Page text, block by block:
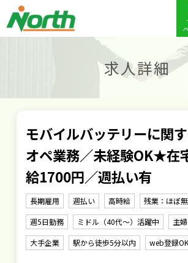
求人詳細
モバイルバッテリーに関
オペ業務／未経験OK★在
給1700円／週払い有
長期雇用 週払い 高時給
残業：ほぼ
週5日勤務
ミドル（40代～）活躍中
主
大手企業
駅から徒歩5分以内 web登録OK